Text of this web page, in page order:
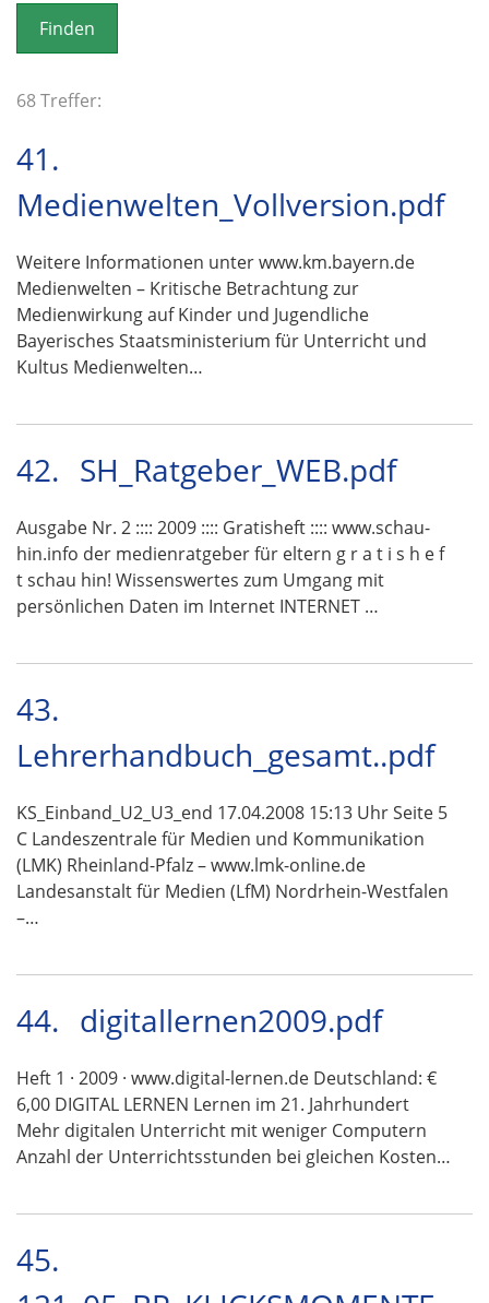
o
n
68 Treffer:
41.
Medienwelten_Vollversion.pdf
Weitere Informationen unter www.km.bayern.de
Medienwelten – Kritische Betrachtung zur
Medienwirkung auf Kinder und Jugendliche
Bayerisches Staatsministerium für Unterricht und
Kultus Medienwelten…
42. SH_Ratgeber_WEB.pdf
Ausgabe Nr. 2 :::: 2009 :::: Gratisheft :::: www.schau-
hin.info der medienratgeber für eltern g r a t i s h e f
t schau hin! Wissenswertes zum Umgang mit
persönlichen Daten im Internet INTERNET …
43.
Lehrerhandbuch_gesamt..pdf
KS_Einband_U2_U3_end 17.04.2008 15:13 Uhr Seite 5
C Landeszentrale für Medien und Kommunikation
(LMK) Rheinland-Pfalz – www.lmk-online.de
Landesanstalt für Medien (LfM) Nordrhein-Westfalen
–…
44. digitallernen2009.pdf
Heft 1 · 2009 · www.digital-lernen.de Deutschland: €
6,00 DIGITAL LERNEN Lernen im 21. Jahrhundert
Mehr digitalen Unterricht mit weniger Computern
Anzahl der Unterrichtsstunden bei gleichen Kosten…
45.